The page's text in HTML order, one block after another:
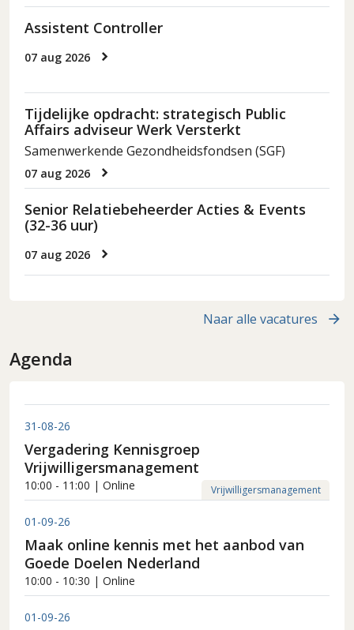
Assistent Controller
07 aug 2026
Tijdelijke opdracht: strategisch Public
Affairs adviseur Werk Versterkt
Samenwerkende Gezondheidsfondsen (SGF)
07 aug 2026
Senior Relatiebeheerder Acties & Events
(32-36 uur)
07 aug 2026
Naar alle vacatures
Agenda
31-08-26
Vergadering Kennisgroep
Vrijwilligersmanagement
10:00 - 11:00 | Online Vrijwilligersmanagement
01-09-26
Maak online kennis met het aanbod van
Goede Doelen Nederland
10:00 - 10:30 | Online
01-09-26